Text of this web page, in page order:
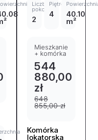
Liczba
pokoi
2
Piętro
4 40.10
m²
Mieszkanie
+ komórka
544
880,00
zł
648
855,00 zł
Komórka
lokatorska